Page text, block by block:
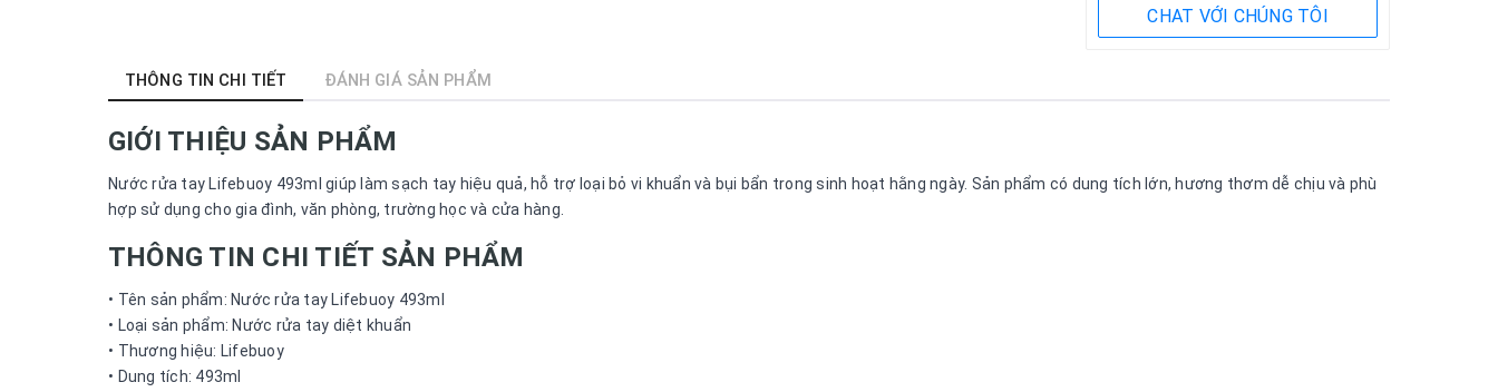
CHAT VỚI CHÚNG TÔI
THÔNG TIN CHI TIẾT ĐÁNH GIÁ SẢN PHẨM
GIỚI THIỆU SẢN PHẨM
Nước rửa tay Lifebuoy 493ml giúp làm sạch tay hiệu quả, hỗ trợ loại bỏ vi khuẩn và bụi bẩn trong sinh hoạt hằng ngày. Sản phẩm có dung tích lớn, hương thơm dễ chịu và phù
hợp sử dụng cho gia đình, văn phòng, trường học và cửa hàng.
THÔNG TIN CHI TIẾT SẢN PHẨM
• Tên sản phẩm: Nước rửa tay Lifebuoy 493ml
• Loại sản phẩm: Nước rửa tay diệt khuẩn
• Thương hiệu: Lifebuoy
• Dung tích: 493ml